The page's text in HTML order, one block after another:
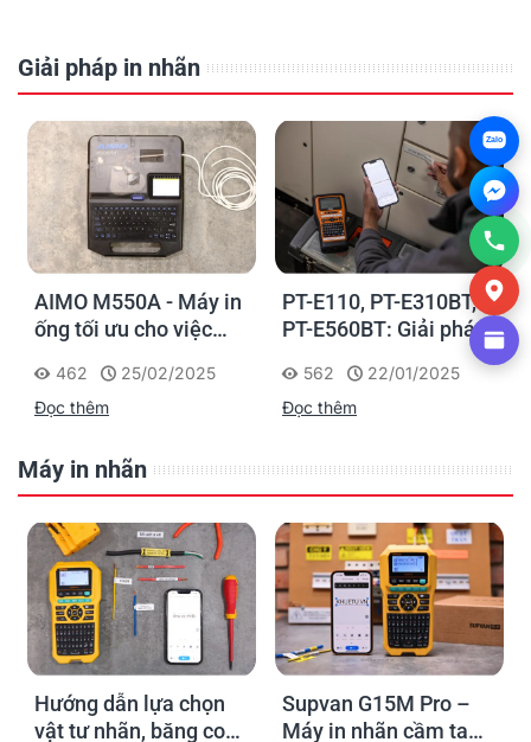
Giải pháp in nhãn
AIMO M550A - Máy in
ống tối ưu cho việc
nhận diện cáp điện,
cáp mạng
462
25/02/2025
Đọc thêm
PT-E110, PT-E310BT,
PT-E560BT: Giải pháp
in nhãn cầm tay công
nghiệp của Brother
562
22/01/2025
Đọc thêm
Máy in nhãn
Hướng dẫn lựa chọn
vật tư nhãn, băng co
Supvan G15M Pro –
Máy in nhãn cầm tay
Zalo